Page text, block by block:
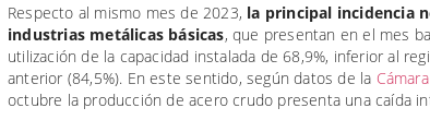
Respecto al mismo mes de 2023, la principal incidencia
industrias metálicas básicas, que presentan en el mes
utilización de la capacidad instalada de 68,9%, inferior al
anterior (84,5%). En este sentido, según datos de la
octubre la producción de acero crudo presenta una caída